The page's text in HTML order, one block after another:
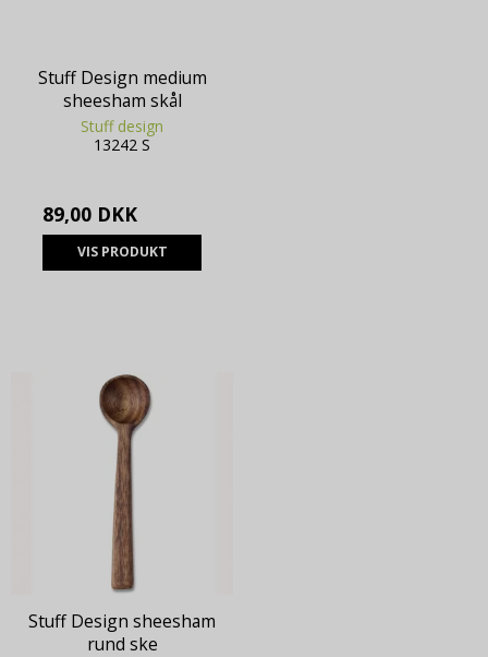
Stuff Design medium
sheesham skål
Stuff design
13242 S
89,00 DKK
VIS PRODUKT
Stuff Design sheesham
rund ske